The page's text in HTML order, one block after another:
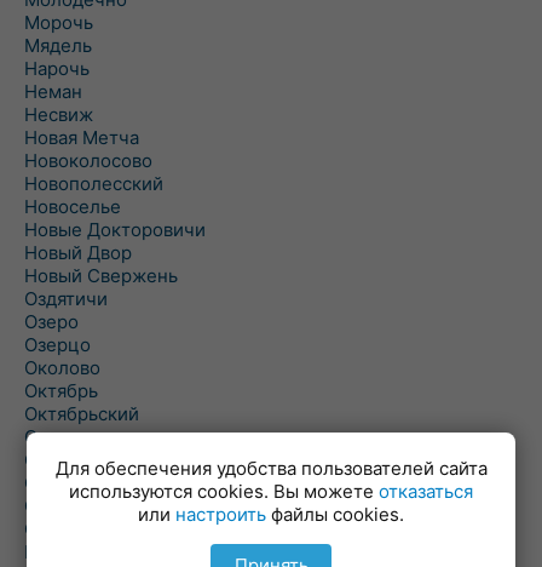
Морочь
Мядель
Нарочь
Неман
Несвиж
Новая Метча
Новоколосово
Новополесский
Новоселье
Новые Докторовичи
Новый Двор
Новый Свержень
Оздятичи
Озеро
Озерцо
Околово
Октябрь
Октябрьский
Олехновичи
Омговичи
Оношки
Осовец
Острошицкий Городок
Пасека
Для обеспечения удобства пользователей сайта
используются cookies. Вы можете отказаться
или настроить файлы cookies.